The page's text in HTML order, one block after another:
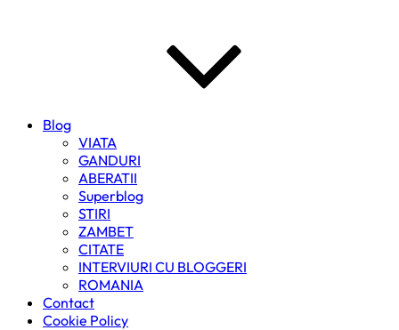
Blog
VIATA
GANDURI
ABERATII
Superblog
STIRI
ZAMBET
CITATE
INTERVIURI CU BLOGGERI
ROMANIA
Contact
Cookie Policy